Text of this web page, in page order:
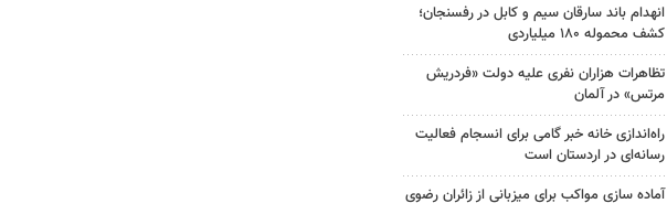
انهدام باند سارقان سیم و کابل در رفسنجان؛
کشف محموله ۱۸۰ میلیاردی
تظاهرات هزاران نفری علیه دولت «فردریش
مرتس» در آلمان
راه‌اندازی خانه خبر گامی برای انسجام فعالیت
رسانه‌ای در اردستان است
آماده سازی مواکب برای میزبانی از زائران رضوی